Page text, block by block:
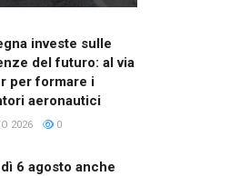
investe sulle
del futuro: al via
per formare i
aeronautici
2026 0
6 agosto anche